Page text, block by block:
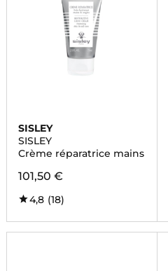
SISLEY
SISLEY
Crème réparatrice mains
101,50 €
4,8 (18)